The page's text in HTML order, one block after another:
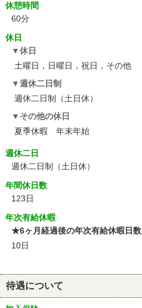
休憩時間
60分
休日
休日
土曜日，日曜日，祝日，その他
週休二日制
週休二日制（土日休）
その他の休日
夏季休暇 年末年始
週休二日
週休二日制（土日休）
年間休日数
123日
年次有給休暇
★6ヶ月経過後の年次有給休暇日数
10日
待遇について